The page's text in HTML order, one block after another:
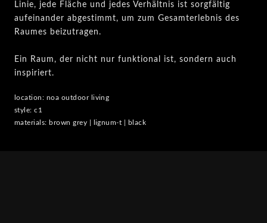
Linie, jede Fläche und jedes Verhältnis ist sorgfältig
aufeinander abgestimmt, um zum Gesamterlebnis des
Raumes beizutragen.
Ein Raum, der nicht nur funktional ist, sondern auch
inspiriert.
location: noa outdoor living
style: c1
materials: brown grey | lignum-t | black